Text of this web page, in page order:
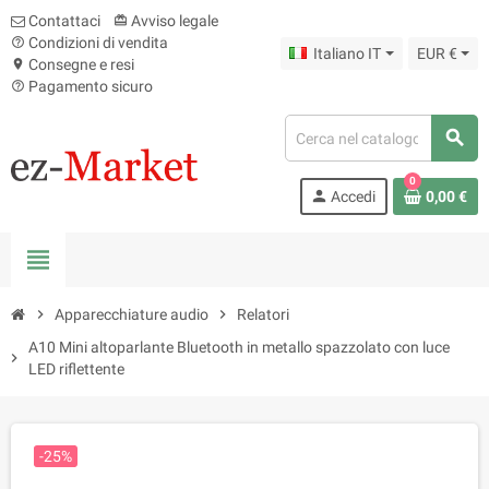
Contattaci card_giftcard Avviso legale
help_outline Condizioni di vendita
location_on Consegne e resi
help_outline Pagamento sicuro
Italiano IT EUR €
search
person Accedi
0
0,00 €
view_headline
chevron_right Apparecchiature audio chevron_right Relatori
chevron_right
A10 Mini altoparlante Bluetooth in metallo spazzolato con luce
LED riflettente
-25%